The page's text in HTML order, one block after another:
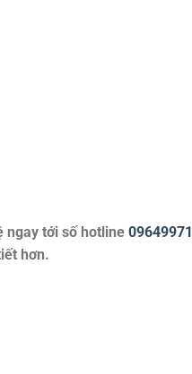
ngay tới số hotline
hơn.